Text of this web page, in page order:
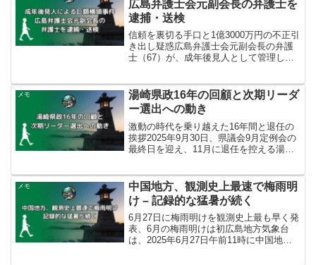
広島弁護士会元副会長の弁護士を
逮捕・送検
信頼を裏切る手口と1億3000万円の不正引
き出し疑惑広島弁護士会元副会長の弁護
士（67）が、成年後見人として管理して
護士は、2018年11月に、家庭裁判所から
成年後見人...
メモ
湯崎県政16年の回顧と次期リーダ
ー選出への動き
激動の時代を乗り越えた16年間と退任の
挨拶2025年9月30日、県議会9月定例会の
最終日を迎え、11月に退任を控える湯崎
マンショックによる世界的な大不況の荒
波の中で職...
メモ
中国地方、観測史上最速で梅雨明
け – 記録的な猛暑が続く
6月27日に梅雨明けを観測史上最も早く発
表、6月の梅雨明けは初広島地方気象台
は、2025年6月27日午前11時に中国地方